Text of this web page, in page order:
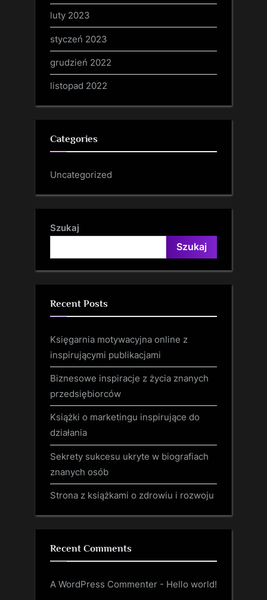
luty 2023
styczeń 2023
grudzień 2022
listopad 2022
Categories
Uncategorized
Szukaj
Szukaj
Recent Posts
Księgarnia motywacyjna online z
inspirującymi publikacjami
Biznesowe inspiracje z życia znanych
przedsiębiorców
Książki o marketingu inspirujące do
działania
Sekrety sukcesu ukryte w biografiach
znanych osób
Strona z książkami o zdrowiu i rozwoju
Recent Comments
A WordPress Commenter - Hello world!